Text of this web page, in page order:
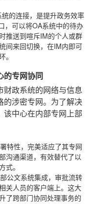
的连接，是提升政务效率
，可以将OA系统中的待办
推送到喧斥IM的个人或群
间来回切换，在IM内即可
。
的专网协同
财政系统的网络与信息
的涉密专网。为了解决
该中心在内部专网上部
特性，完美适应了其专网
沟通渠道，有效替代了以
式。
公文系统集成，审批流转
关人员的客户端上。这大
了跨部门协同处理事务的